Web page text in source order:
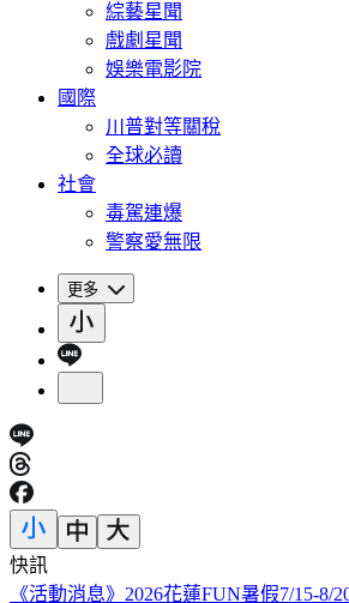
綜藝星聞
戲劇星聞
娛樂電影院
國際
川普對等關稅
全球必讀
社會
毒駕連爆
警察愛無限
更多
快訊
Hahababy帽T印「哈哈鄙卑」錯字照賣